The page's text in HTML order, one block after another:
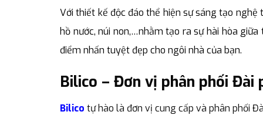
Với thiết kế độc đáo thể hiện sự sáng tạo nghệ
hồ nước, núi non,…nhằm tạo ra sự hài hòa
điểm nhấn tuyệt đẹp cho ngôi nhà của bạn.
Bilico – Đơn vị phân phối Đài
Bilico tự hào là đơn vị cung cấp và phân phối